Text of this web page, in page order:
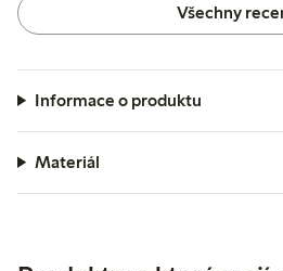
Všechny
Informace o produktu
Materiál